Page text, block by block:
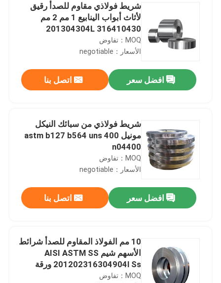
مسكن
شريط فولاذي مقاوم للصدأ رقيق
لأثاث أبواب الينابيع 1 مم 2 مم
201304304L 316410430
MOQ：تفاوض
الأسعار：negotiable
افضل سعر اتصل بنا
شريط فولاذي من سبائك النيكل
مونيل 400 astm b127 b564 uns
n04400
MOQ：تفاوض
الأسعار：negotiable
افضل سعر اتصل بنا
10 مم الفولاذ المقاوم للصدأ شرائط
الأسهم شيم AISI ASTM SS
201202316304904l Ss ورقة
لفائف
MOQ：تفاوض